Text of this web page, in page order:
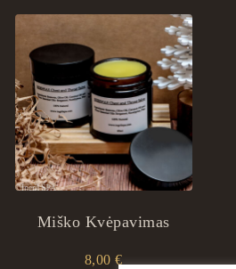
Miško Kvėpavimas
8,00€